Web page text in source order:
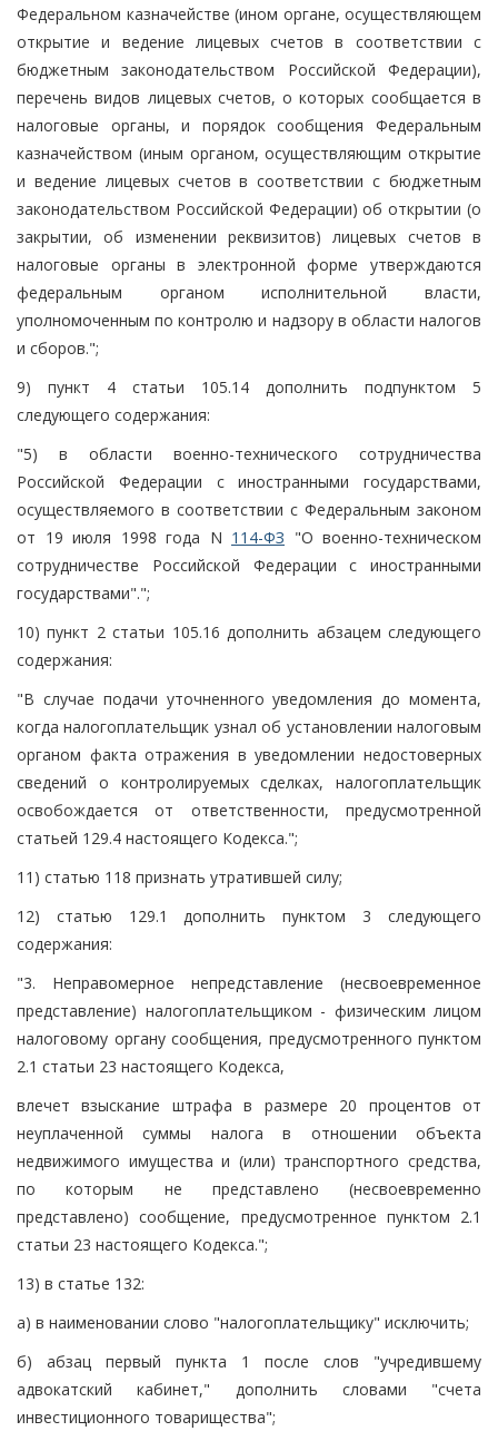
Федеральном казначействе (ином органе, осуществляющем
открытие и ведение лицевых счетов в соответствии с
бюджетным законодательством Российской Федерации),
перечень видов лицевых счетов, о которых сообщается в
налоговые органы, и порядок сообщения Федеральным
казначейством (иным органом, осуществляющим открытие
и ведение лицевых счетов в соответствии с бюджетным
законодательством Российской Федерации) об открытии (о
закрытии, об изменении реквизитов) лицевых счетов в
налоговые органы в электронной форме утверждаются
федеральным органом исполнительной власти,
уполномоченным по контролю и надзору в области налогов
и сборов.";
9) пункт 4 статьи 105.14 дополнить подпунктом 5
следующего содержания:
"5) в области военно-технического сотрудничества
Российской Федерации с иностранными государствами,
осуществляемого в соответствии с Федеральным законом
от 19 июля 1998 года N 114-ФЗ "О военно-техническом
сотрудничестве Российской Федерации с иностранными
государствами".";
10) пункт 2 статьи 105.16 дополнить абзацем следующего
содержания:
"В случае подачи уточненного уведомления до момента,
когда налогоплательщик узнал об установлении налоговым
органом факта отражения в уведомлении недостоверных
сведений о контролируемых сделках, налогоплательщик
освобождается от ответственности, предусмотренной
статьей 129.4 настоящего Кодекса.";
11) статью 118 признать утратившей силу;
12) статью 129.1 дополнить пунктом 3 следующего
содержания:
"3. Неправомерное непредставление (несвоевременное
представление) налогоплательщиком - физическим лицом
налоговому органу сообщения, предусмотренного пунктом
2.1 статьи 23 настоящего Кодекса,
влечет взыскание штрафа в размере 20 процентов от
неуплаченной суммы налога в отношении объекта
недвижимого имущества и (или) транспортного средства,
по которым не представлено (несвоевременно
представлено) сообщение, предусмотренное пунктом 2.1
статьи 23 настоящего Кодекса.";
13) в статье 132:
а) в наименовании слово "налогоплательщику" исключить;
б) абзац первый пункта 1 после слов "учредившему
адвокатский кабинет," дополнить словами "счета
инвестиционного товарищества";